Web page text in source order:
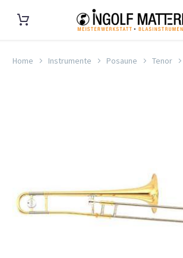
Home Instrumente Posaune Tenor